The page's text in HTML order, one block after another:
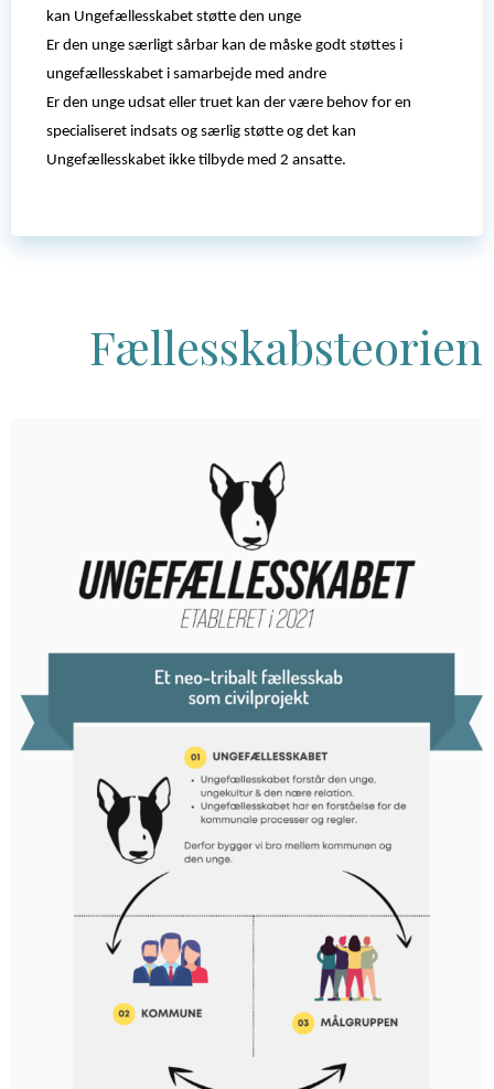
kan Ungefællesskabet støtte den unge
Er den unge særligt sårbar kan de måske godt støttes i
ungefællesskabet i samarbejde med andre
Er den unge udsat eller truet kan der være behov for en
specialiseret indsats og særlig støtte og det kan
Ungefællesskabet ikke tilbyde med 2 ansatte.
Fællesskabsteorien